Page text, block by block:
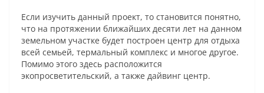
Если изучить данный проект, то становится понятно,
что на протяжении ближайших десяти лет на данном
земельном участке будет построен центр для отдыха
всей семьей, термальный комплекс и многое другое.
Помимо этого здесь расположится
экопросветительский, а также дайвинг центр.